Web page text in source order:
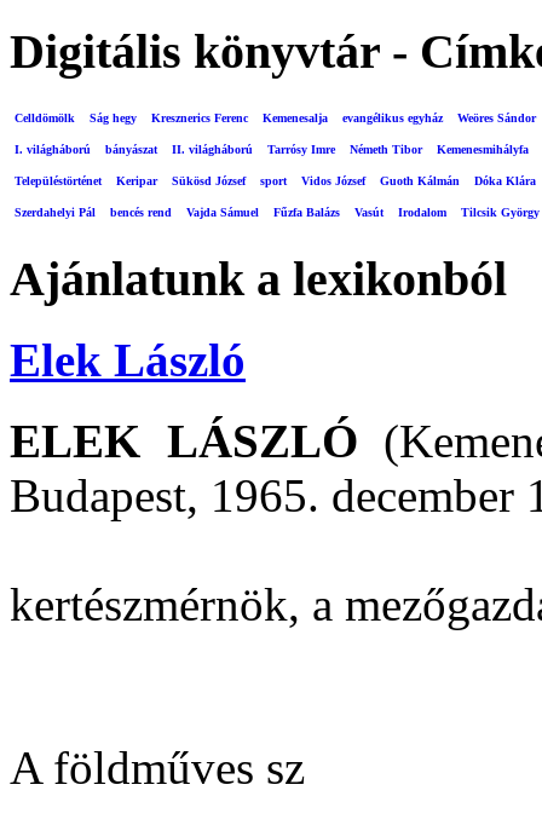
Digitális könyvtár -
Celldömölk Ság hegy Kresznerics Ferenc Kemenesalja evangélikus egyház Weöres Sándor
I. világháború bányászat II. világháború Tarrósy Imre Németh Tibor Kemenesmihályfa
Településtörténet Keripar Sükösd József sport Vidos József Guoth Kálmán Dóka Klára
Szerdahelyi Pál bencés rend Vajda Sámuel Fűzfa Balázs Vasút Irodalom Tilcsik György
Ajánlatunk a lexikonból
Elek László
ELEK LÁSZLÓ
Budapest, 1965. december
kertészmérnök, a
A földműves sz